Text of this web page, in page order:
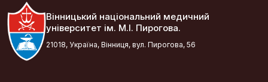
Вінницький національний медичний
університет ім. М.І. Пирогова.
21018, Україна, Вінниця, вул. Пирогова, 56